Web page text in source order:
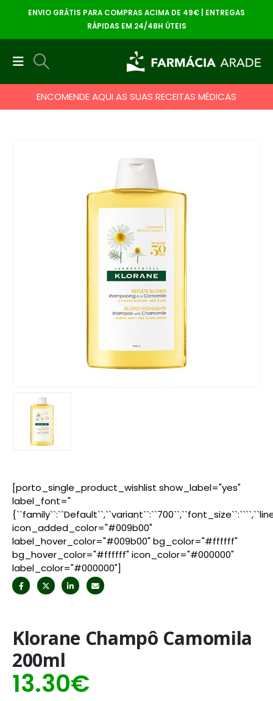
ENVIO GRÁTIS PARA COMPRAS ACIMA DE 49€ | ENTREGAS
RÁPIDAS EM 24/48H ÚTEIS
ENCOMENDE AQUI AS SUAS RECEITAS MÉDICAS
[porto_single_product_wishlist show_label="yes"
label_font="
icon_added_color="#009b00"
label_hover_color="#009b00" bg_color="#ffffff"
bg_hover_color="#ffffff" icon_color="#000000"
label_color="#000000"]
Klorane Champô Camomila
200ml
13.30€